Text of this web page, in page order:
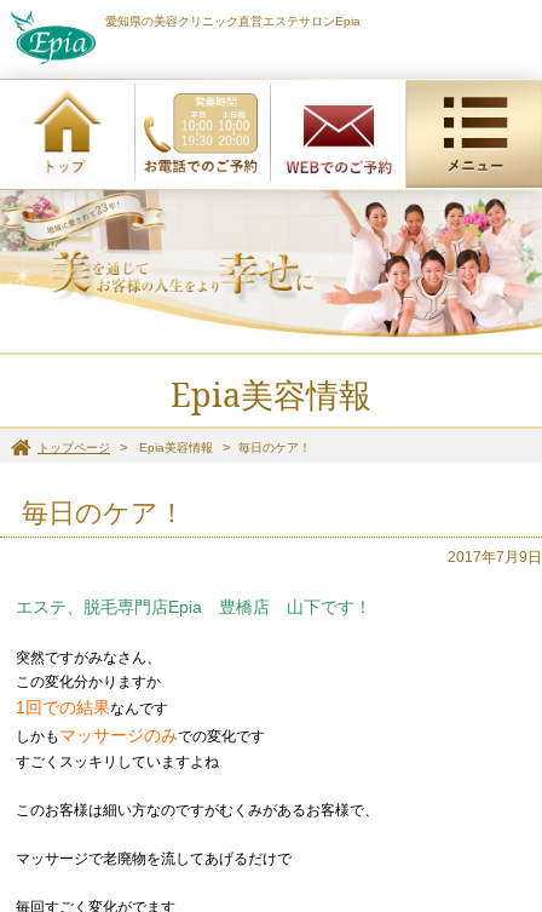
愛知県の美容クリニック直営エステサロンEpia
Epia美容情報
トップページ Epia美容情報 毎日のケア！
毎日のケア！
2017年7月9日
エステ、脱毛専門店Epia 豊橋店 山下です！
突然ですがみなさん、
この変化分かりますか
1回での結果なんです
しかも マッサージのみでの変化です
すごくスッキリしていますよね
このお客様は細い方なのですがむくみがあるお客様で、
マッサージで老廃物を流してあげるだけで
毎回すごく変化がでます